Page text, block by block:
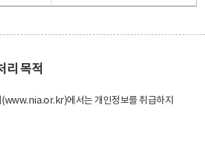
리 목적
(www.nia.or.kr)에서는 개인정보를 취급하지